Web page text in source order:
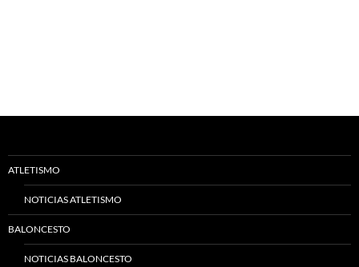
ATLETISMO
NOTICIAS ATLETISMO
BALONCESTO
NOTICIAS BALONCESTO